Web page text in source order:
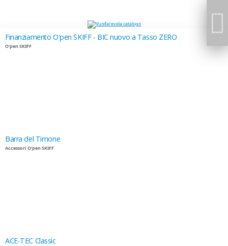
Finanziamento O'pen SKIFF - BIC nuovo a Tasso ZERO
O'pen SKIFF
Barra del Timone
Accessori O'pen SKIFF
ACE-TEC Classic